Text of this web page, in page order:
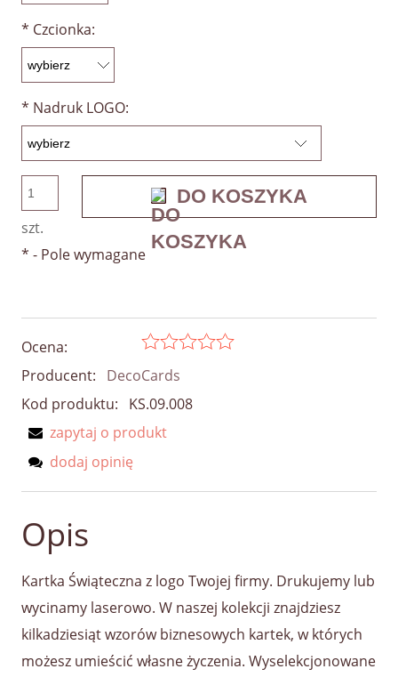
* Czcionka:
* Nadruk LOGO:
szt.
DO KOSZYKA
* - Pole wymagane
Ocena:
Producent:
DecoCards
Kod produktu:
KS.09.008
zapytaj o produkt
dodaj opinię
Opis
Kartka Świąteczna z logo Twojej firmy. Drukujemy lub
wycinamy laserowo. W naszej kolekcji znajdziesz
kilkadziesiąt wzorów biznesowych kartek, w których
możesz umieścić własne życzenia. Wyselekcjonowane